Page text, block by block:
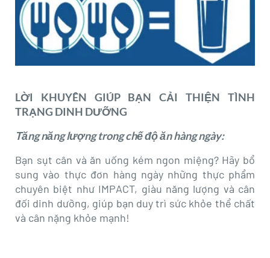
LỜI KHUYÊN GIÚP BẠN CẢI THIỆN TÌNH
TRẠNG DINH DƯỠNG
Tăng năng lượng trong chế độ ăn hàng ngày:
Bạn sụt cân và ăn uống kém ngon miệng? Hãy bổ
sung vào thực đơn hàng ngày những thực phẩm
chuyên biệt như IMPACT, giàu năng lượng và cân
đối dinh dưỡng, giúp bạn duy trì sức khỏe thể chất
và cân nặng khỏe mạnh!